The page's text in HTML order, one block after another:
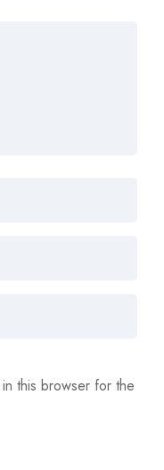
this browser for the